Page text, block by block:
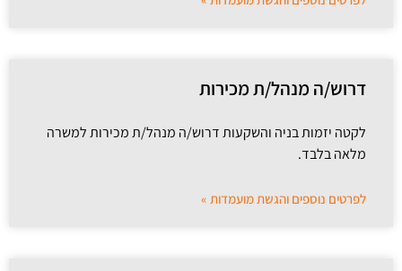
דרוש/ה מנהל/ת מכירות
לקטה יזמות בניה והשקעות דרוש/ה מנהל/ת מכירות למשרה
מלאה בלבד.
לפרטים נוספים והגשת מועמדות »